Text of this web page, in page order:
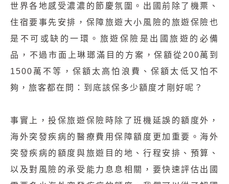
世界各地感受濃濃的節慶氛圍。出國前除了機票、
住宿要事先安排，保障旅遊大小風險的旅遊保險也
是不可或缺的一環。旅遊保險是出國旅遊的必備
品，不過市面上琳瑯滿目的方案，保額從200萬到
1500萬不等，保額太高怕浪費、保額太低又怕不
夠，旅客都在問：到底該保多少額度才剛好呢？
事實上，投保旅遊保險時除了班機延誤的額度外，
海外突發疾病的醫療費用保障額度更加重要。海外
突發疾病的額度與旅遊目的地、行程安排、預算、
以及對風險的承受能力息息相關，要快速評估出國